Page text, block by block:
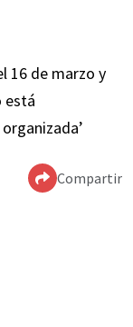
16 de marzo y
está
Compartir